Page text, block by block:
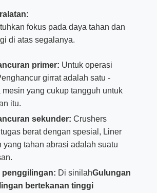
fokus pada daya tahan dan
di atas segalanya.
primer: Untuk operasi
girrat adalah satu -
mesin yang cukup tangguh untuk
itu.
sekunder: Crushers
berat dengan spesial, Liner
yang tahan abrasi adalah suatu
penggilingan: Di sinilahGulungan
bertekanan tinggi